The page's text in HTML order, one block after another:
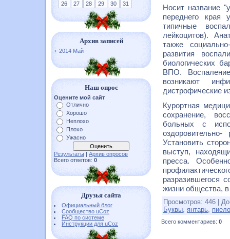
26
27 28 29 30 31
Архив записей
2014 Май
Наш опрос
Оцените мой сайт
Отлично
Хорошо
Неплохо
Плохо
Ужасно
Результаты | Архив опросов
Всего ответов: 0
Друзья сайта
Официальный блог
Сообщество uCoz
FAQ по системе
Инструкции для uCoz
Носит название
переднего края
типичные
лейкоцитов).
также
развития
биологических
ВПО.
возникают
дистрофические
Курортная
сохранение,
больных с
Установить
выступ,
пресса.
разразившегося
жизни общества,
Просмотров: 446
Буквы, янтарь,
Всего комментариев: 0